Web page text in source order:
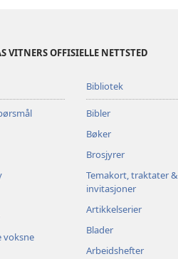
VITNERS OFFISIELLE NETTSTED
voksne
Bibliotek
Bibler
Bøker
Brosjyrer
Temakort, traktater &
invitasjoner
Artikkelserier
Blader
Arbeidshefter